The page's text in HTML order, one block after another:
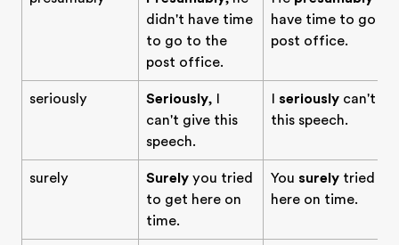
didn't have time
to go to the
post office.
have time to go to
post office.
seriously Seriously, I
can't give this
speech.
I seriously can't
this speech.
surely Surely you tried
to get here on
time.
You surely tried to
here on time.